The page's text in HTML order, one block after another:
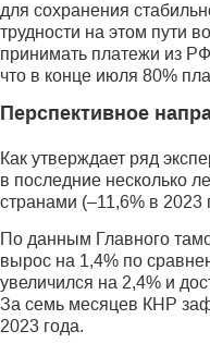
для сохранения
трудности на этом пути
принимать платежи из
что в конце июля 80%
Перспективное
Как утверждает ряд
в последние несколько
странами (–11,6% в
По данным Главного
вырос на 1,4% по
увеличился на 2,4% и
За семь месяцев КНР
2023 года.